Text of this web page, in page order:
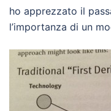
ho apprezzato il
l’importanza di un